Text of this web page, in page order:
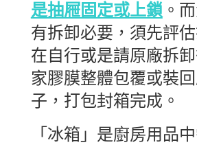
是抽屜固定或上鎖 。
有拆卸必要，須先評估
在自行或是請原廠拆
家膠膜整體包覆或裝
子，打包封箱完成。
「冰箱」是廚房用品